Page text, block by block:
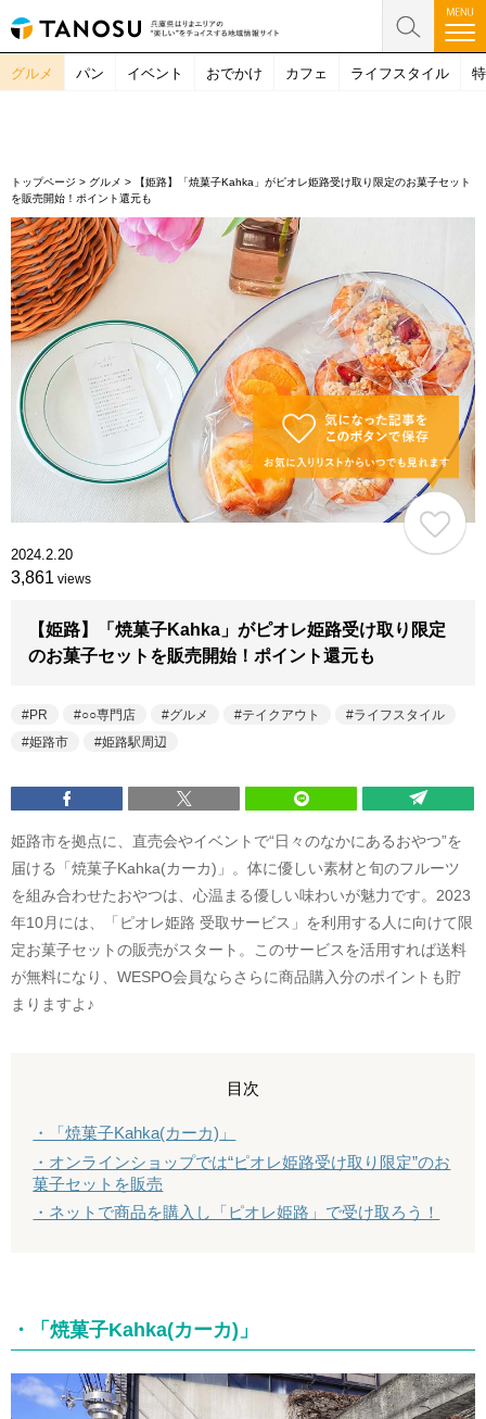
グルメ パン イベント おでかけ カフェ ライフスタイル
トップページ > グルメ >
【姫路】「焼菓子Kahka」がピオレ姫路受け取り限定のお菓子セット
を販売開始！ポイント還元も
2024.2.20
3,861 views
【姫路】「焼菓子Kahka」がピオレ姫路受け取り限定
のお菓子セットを販売開始！ポイント還元も
PR ○○専門店 グルメ テイクアウト
ライフスタイル
姫路市
姫路駅周辺
姫路市を拠点に、直売会やイベントで“日々のなかにあるおやつ”を
届ける「焼菓子Kahka(カーカ)」。体に優しい素材と旬のフルーツ
を組み合わせたおやつは、心温まる優しい味わいが魅力です。2023
年10月には、「ピオレ姫路 受取サービス」を利用する人に向けて限
定お菓子セットの販売がスタート。このサービスを活用すれば送料
が無料になり、WESPO会員ならさらに商品購入分のポイントも貯
まりますよ♪
目次
・「焼菓子Kahka(カーカ)」
・オンラインショップでは“ピオレ姫路受け取り限定”のお
菓子セットを販売
・ネットで商品を購入し「ピオレ姫路」で受け取ろう！
・「焼菓子Kahka(カーカ)」